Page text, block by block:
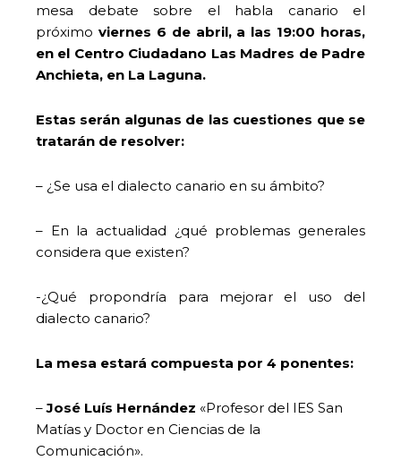
mesa debate sobre el habla canario el
próximo viernes 6 de abril, a las 19:00 horas,
en el Centro Ciudadano Las Madres de Padre
Anchieta, en La Laguna.
Estas serán algunas de las cuestiones que se
tratarán de resolver:
– ¿Se usa el dialecto canario en su ámbito?
– En la actualidad ¿qué problemas generales
considera que existen?
-¿Qué propondría para mejorar el uso del
dialecto canario?
La mesa estará compuesta por 4 ponentes:
–José Luís Hernández «Profesor del IES San
Matías y Doctor en Ciencias de la
Comunicación».